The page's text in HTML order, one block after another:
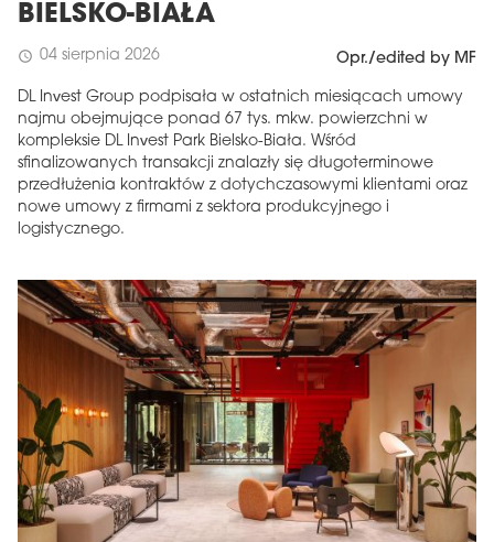
BIELSKO-BIAŁA
schedule 04 sierpnia 2026 Opr./edited by MF
DL Invest Group podpisała w ostatnich miesiącach umowy
najmu obejmujące ponad 67 tys. mkw. powierzchni w
kompleksie DL Invest Park Bielsko-Biała. Wśród
sfinalizowanych transakcji znalazły się długoterminowe
przedłużenia kontraktów z dotychczasowymi klientami oraz
nowe umowy z firmami z sektora produkcyjnego i
logistycznego.